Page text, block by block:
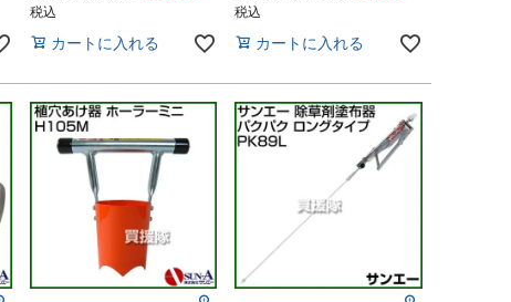
税込
カートに入れる
税込
カートに入れる